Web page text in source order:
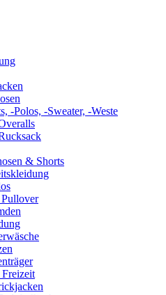
-Polos, -Sweater, -Weste
& Shorts
Pullover